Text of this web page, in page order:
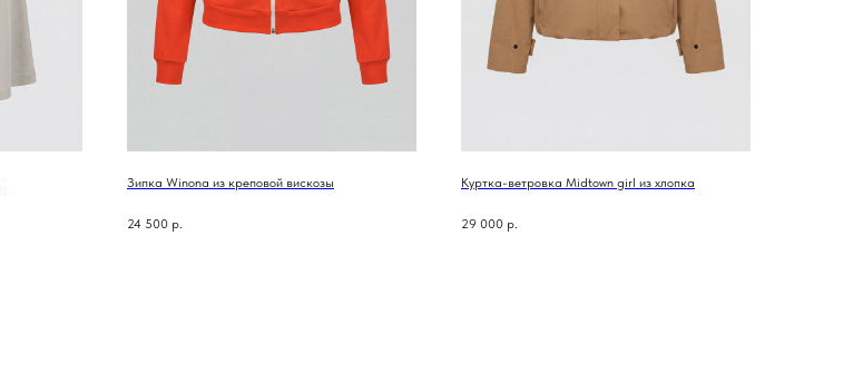
Зипка Winona из креповой вискозы
24 500 р.
Куртка-ветровка Midtown girl из хлопка
29 000 р.